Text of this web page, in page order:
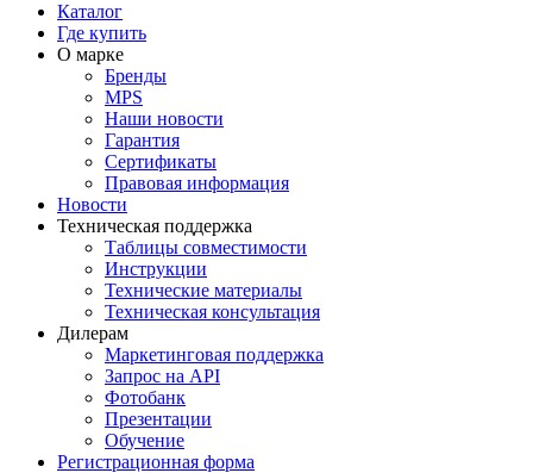
Каталог
Где купить
О марке
Бренды
MPS
Наши новости
Гарантия
Сертификаты
Правовая информация
Новости
Техническая поддержка
Таблицы совместимости
Инструкции
Технические материалы
Техническая консультация
Дилерам
Маркетинговая поддержка
Запрос на API
Фотобанк
Презентации
Обучение
Регистрационная форма